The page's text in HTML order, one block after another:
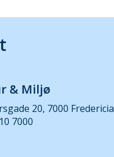
& Miljø
20, 7000 Fredericia
7000